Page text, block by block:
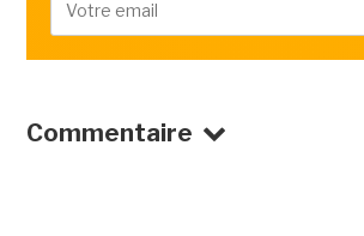
Commentaire